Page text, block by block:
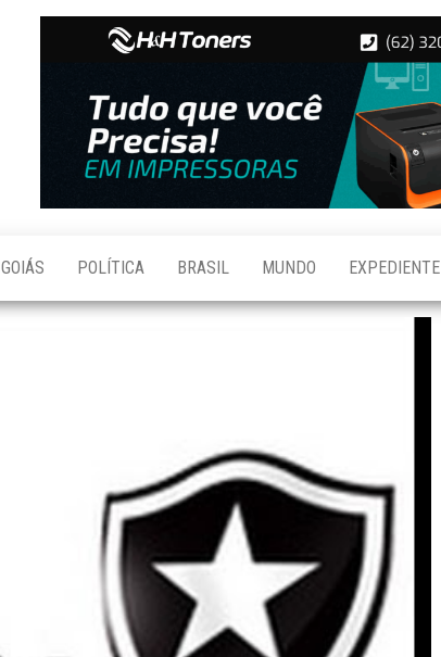
Aparecida
GOIÁS POLÍTICA BRASIL MUNDO EXPEDIENTE